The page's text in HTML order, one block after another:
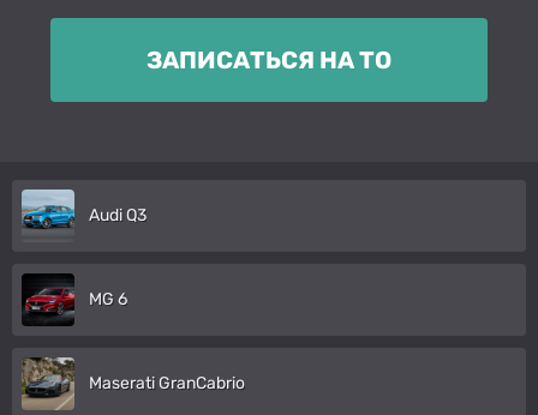
ЗАПИСАТЬСЯ НА ТО
Audi Q3
MG 6
Maserati GranCabrio